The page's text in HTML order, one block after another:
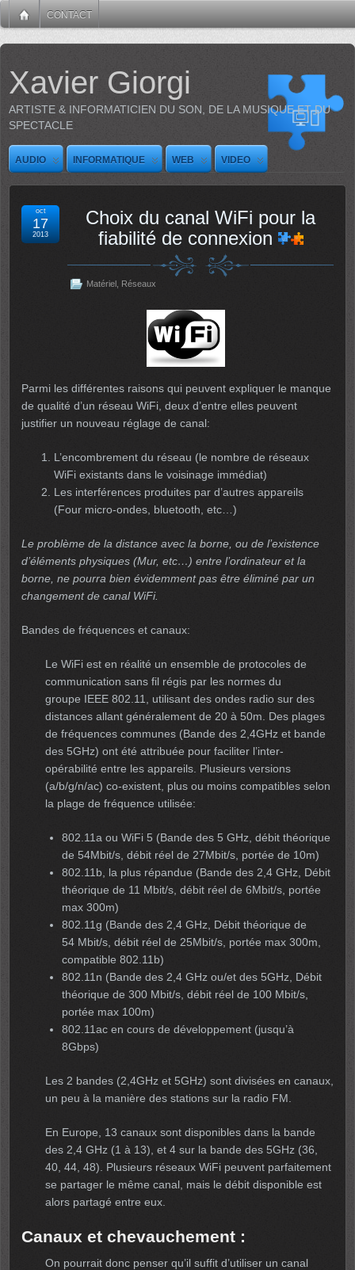
CONTACT
Xavier Giorgi
ARTISTE & INFORMATICIEN DU SON, DE LA MUSIQUE ET DU
SPECTACLE
AUDIO INFORMATIQUE WEB VIDEO
Choix du canal WiFi pour la
fiabilité de connexion
Matériel Réseaux
oct
17
2013
Parmi les différentes raisons qui peuvent expliquer le manque
de qualité d’un réseau WiFi, deux d’entre elles peuvent
justifier un nouveau réglage de canal:
L’encombrement du réseau (le nombre de réseaux
WiFi existants dans le voisinage immédiat)
Les interférences produites par d’autres appareils
(Four micro-ondes, bluetooth, etc…)
Le problème de la distance avec la borne, ou de l’existence
d’éléments physiques (Mur, etc…) entre l’ordinateur et la
borne, ne pourra bien évidemment pas être éliminé par un
changement de canal WiFi.
Bandes de fréquences et canaux:
Le WiFi est en réalité un ensemble de protocoles de
communication sans fil régis par les normes du
groupe IEEE 802.11, utilisant des ondes radio sur des
distances allant généralement de 20 à 50m. Des plages
de fréquences communes (Bande des 2,4GHz et bande
des 5GHz) ont été attribuée pour faciliter l’inter-
opérabilité entre les appareils. Plusieurs versions
(a/b/g/n/ac) co-existent, plus ou moins compatibles selon
la plage de fréquence utilisée:
802.11a ou WiFi 5 (Bande des 5 GHz, débit théorique
de 54Mbit/s, débit réel de 27Mbit/s, portée de 10m)
802.11b, la plus répandue (Bande des 2,4 GHz, Débit
théorique de 11 Mbit/s, débit réel de 6Mbit/s, portée
max 300m)
802.11g (Bande des 2,4 GHz, Débit théorique de
54 Mbit/s, débit réel de 25Mbit/s, portée max 300m,
compatible 802.11b)
802.11n (Bande des 2,4 GHz ou/et des 5GHz, Débit
théorique de 300 Mbit/s, débit réel de 100 Mbit/s,
portée max 100m)
802.11ac en cours de développement (jusqu’à
8Gbps)
Les 2 bandes (2,4GHz et 5GHz) sont divisées en canaux,
un peu à la manière des stations sur la radio FM.
En Europe, 13 canaux sont disponibles dans la bande
des 2,4 GHz (1 à 13), et 4 sur la bande des 5GHz (36,
40, 44, 48). Plusieurs réseaux WiFi peuvent parfaitement
se partager le même canal, mais le débit disponible est
alors partagé entre eux.
Canaux et chevauchement :
On pourrait donc penser qu’il suffit d’utiliser un canal